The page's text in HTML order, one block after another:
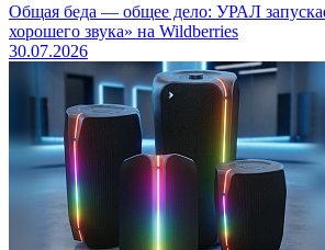
Общая беда — общее дело: УРАЛ
хорошего звука» на Wildberries
30.07.2026